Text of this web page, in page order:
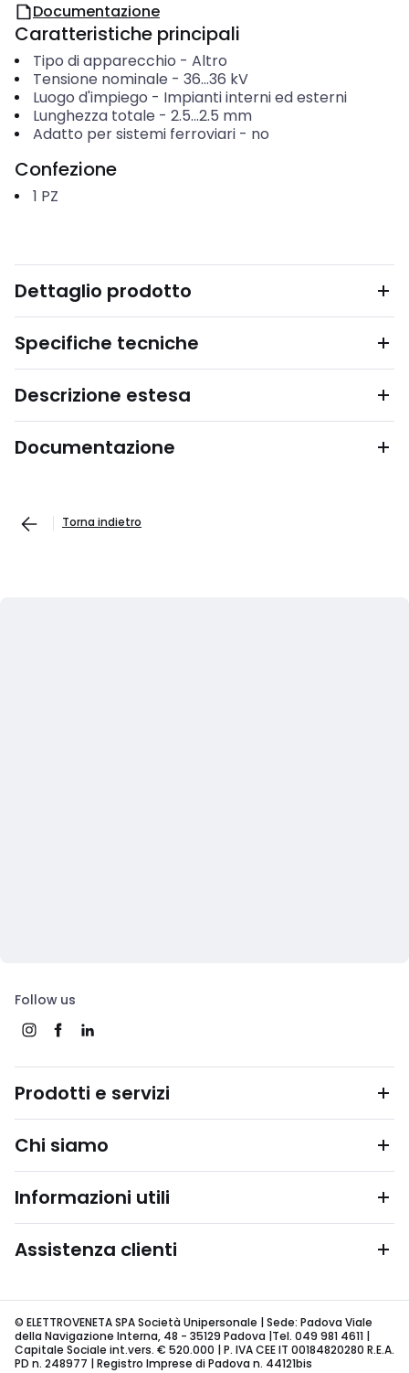
Documentazione
Caratteristiche principali
Tipo di apparecchio - Altro
Tensione nominale - 36...36 kV
Luogo d'impiego - Impianti interni ed esterni
Lunghezza totale - 2.5...2.5 mm
Adatto per sistemi ferroviari- no
Confezione
1 PZ
Dettaglio prodotto
Specifiche tecniche
Descrizione estesa
Documentazione
Torna indietro
Follow us
Prodotti e servizi
Chi siamo
Informazioni utili
Assistenza clienti
© ELETTROVENETA SPA Società Unipersonale | Sede: Padova Viale
della Navigazione Interna, 48 - 35129 Padova |Tel. 049 981 4611 |
Capitale Sociale int.vers. € 520.000 | P. IVA CEE IT 00184820280 R.E.A.
PD n. 248977 | Registro Imprese di Padova n. 44121bis